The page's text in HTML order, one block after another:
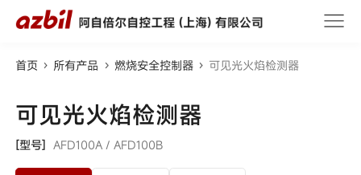
首页 所有产品 燃烧安全控制器 可见光火焰检测器
可见光火焰检测器
[型号] AFD100A / AFD100B